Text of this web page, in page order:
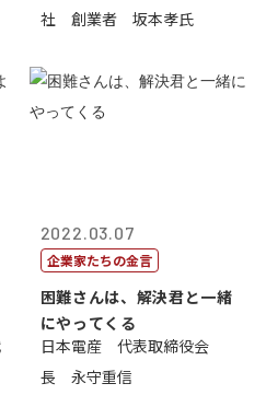
社 創業者 坂本孝氏
2022.03.07
企業家たちの金言
困難さんは、解決君と一緒
にやってくる
日本電産 代表取締役会
長 永守重信